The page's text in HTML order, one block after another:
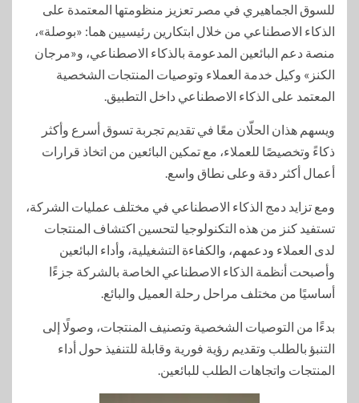
للسوق الجماهيري في مصر تعزيز منظومتها المعتمدة على
الذكاء الاصطناعي من خلال ابتكارين رئيسيين هما: «بوصلة»،
منصة دعم البائعين المدعومة بالذكاء الاصطناعي، و«مرجان
الكنز» وكيل خدمة العملاء وتوصيات المنتجات الشخصية
المعتمد على الذكاء الاصطناعي داخل التطبيق.
ويسهم هذان الحلّان معًا في تقديم تجربة تسوق أسرع وأكثر
ذكاءً وتخصيصًا للعملاء، مع تمكين البائعين من اتخاذ قرارات
أعمال أكثر دقة وعلى نطاق واسع.
ومع تزايد دمج الذكاء الاصطناعي في مختلف عمليات الشركة،
تستفيد كنز من هذه التكنولوجيا لتحسين اكتشاف المنتجات
لدى العملاء ودعمهم، والكفاءة التشغيلية، وأداء البائعين
وأصبحت أنظمة الذكاء الاصطناعي الخاصة بالشركة جزءًا
أساسيًا من مختلف مراحل رحلة العميل والبائع.
بدءًا من التوصيات الشخصية وتصنيف المنتجات، وصولًا إلى
التنبؤ بالطلب وتقديم رؤية فورية وقابلة للتنفيذ حول أداء
المنتجات واتجاهات الطلب للبائعين.